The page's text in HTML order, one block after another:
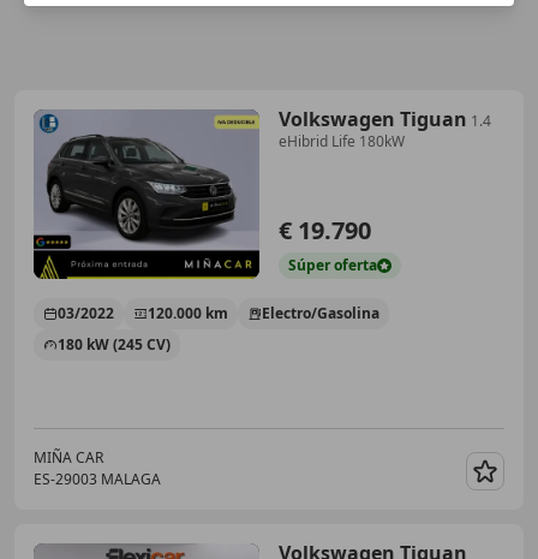
Volkswagen Tiguan 1.4
eHibrid Life 180kW
€ 19.790
Súperoferta
03/2022 120.000 km
Electro/Gasolina
180 kW (245 CV)
MIÑA CAR
ES-29003 MALAGA
Volkswagen Tiguan